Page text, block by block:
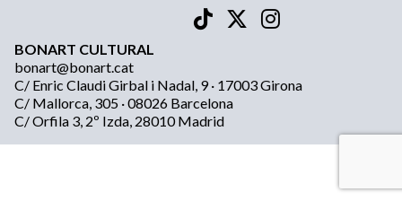
BONART CULTURAL
bonart@bonart.cat
C/ Enric Claudi Girbal i Nadal, 9 · 17003 Girona
C/ Mallorca, 305 · 08026 Barcelona
C/ Orfila 3, 2º Izda, 28010 Madrid